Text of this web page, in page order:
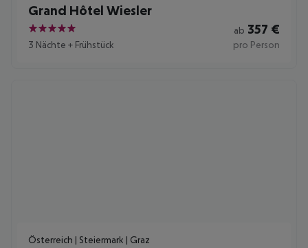
Grand Hôtel Wiesler
5
3 Nächte + Frühstück
ab 357 €
pro Person
Österreich | Steiermark | Graz